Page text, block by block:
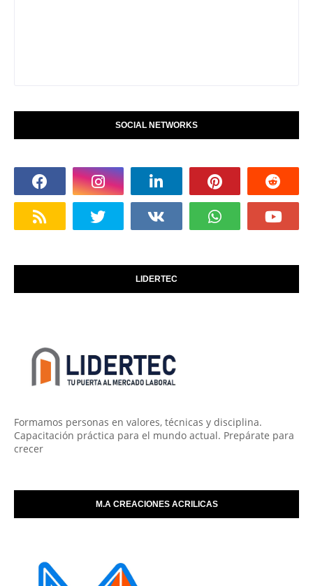
SOCIAL NETWORKS
LIDERTEC
Formamos personas en valores, técnicas y disciplina.
Capacitación práctica para el mundo actual. Prepárate para
crecer
M.A CREACIONES ACRILICAS